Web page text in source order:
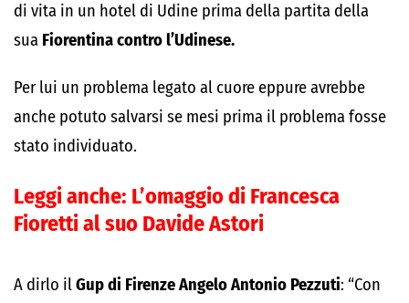
di vita in un hotel di Udine prima della partita della
sua Fiorentina contro l’Udinese.
Per lui un problema legato al cuore eppure avrebbe
anche potuto salvarsi se mesi prima il problema fosse
stato individuato.
Leggi anche: L’omaggio di Francesca
Fioretti al suo Davide Astori
A dirlo ilGup di Firenze Angelo Antonio Pezzuti: “Con